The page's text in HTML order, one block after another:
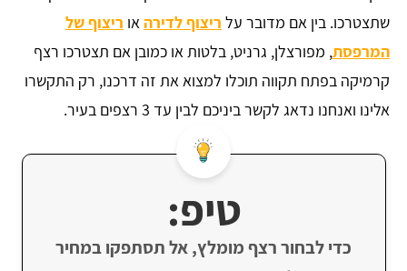
שתצטרכו. בין אם מדובר על ריצוף לדירהאו ריצוף של
המרפסת, מפורצלן, גרניט, בלטות או כמובן אם תצטרכו רצף
קרמיקה בפתח תקווה תוכלו למצוא את זה דרכנו, רק התקשרו
אלינו ואנחנו נדאג לקשר ביניכם לבין עד 3 רצפים בעיר.
טיפ:
כדי לבחור רצף מומלץ, אל תסתפקו במחיר